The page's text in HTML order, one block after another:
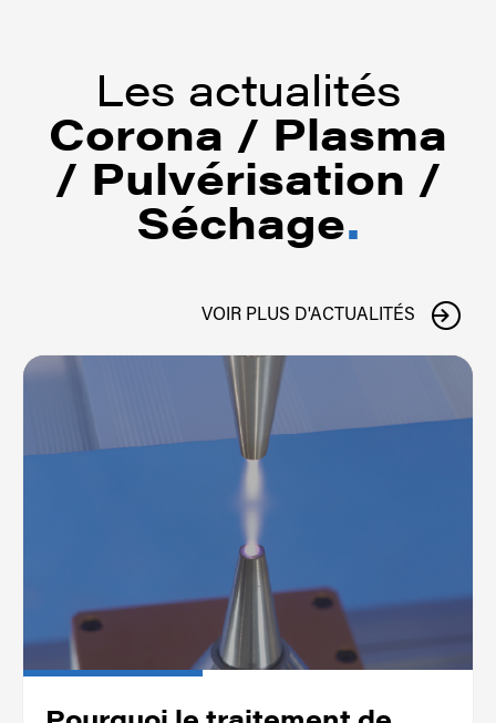
Les actualités
Corona / Plasma
/ Pulvérisation /
Séchage.
VOIR PLUS D'ACTUALITÉS